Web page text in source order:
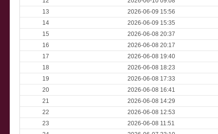
13
2026-06-09 15:56
14
2026-06-09 15:35
15
2026-06-08 20:37
16
2026-06-08 20:17
17
2026-06-08 19:40
18
2026-06-08 18:23
19
2026-06-08 17:33
20
2026-06-08 16:41
21
2026-06-08 14:29
22
2026-06-08 12:53
23
2026-06-08 11:51